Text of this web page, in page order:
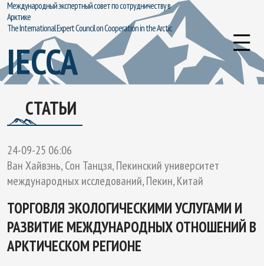
Международный экспертный совет по сотрудничеству в
Арктике
The International Expert Council on Cooperation in the Arctic
IECCA
СТАТЬИ
24-09-25 06:06
Ван Хайвэнь, Сон Танцзя, Пекинский университет
международных исследований, Пекин, Китай
ТОРГОВЛЯ ЭКОЛОГИЧЕСКИМИ УСЛУГАМИ И
РАЗВИТИЕ МЕЖДУНАРОДНЫХ ОТНОШЕНИЙ В
АРКТИЧЕСКОМ РЕГИОНЕ